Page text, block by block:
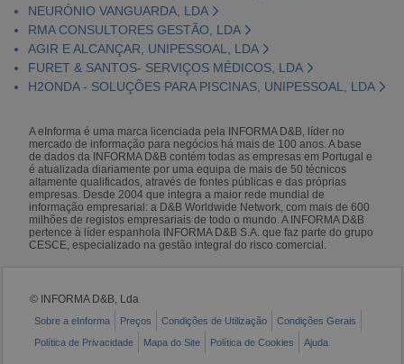
NEURÓNIO VANGUARDA, LDA
RMA CONSULTORES GESTÃO, LDA
AGIR E ALCANÇAR, UNIPESSOAL, LDA
FURET & SANTOS- SERVIÇOS MÉDICOS, LDA
H2ONDA - SOLUÇÕES PARA PISCINAS, UNIPESSOAL, LDA
A eInforma é uma marca licenciada pela INFORMA D&B, líder no
mercado de informação para negócios há mais de 100 anos. A base
de dados da INFORMA D&B contém todas as empresas em Portugal e
é atualizada diariamente por uma equipa de mais de 50 técnicos
altamente qualificados, através de fontes públicas e das próprias
empresas. Desde 2004 que integra a maior rede mundial de
informação empresarial: a D&B Worldwide Network, com mais de 600
milhões de registos empresariais de todo o mundo. A INFORMA D&B
pertence à líder espanhola INFORMA D&B S.A. que faz parte do grupo
CESCE, especializado na gestão integral do risco comercial.
© INFORMA D&B, Lda
Sobre a eInforma Preços Condições de Utilização
Condições Gerais
Política de Privacidade
Mapa do Site Política de Cookies Ajuda